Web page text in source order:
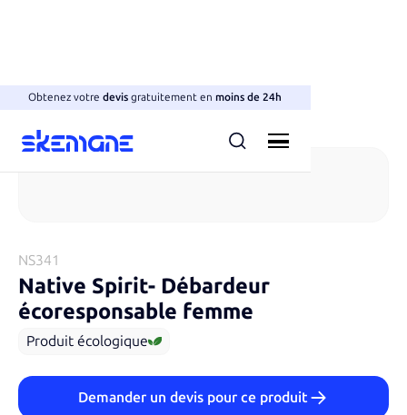
Obtenez votre devisgratuitement enmoins de 24h
NS341
Native Spirit​- Débardeur
écoresponsable femme
Produit écologique
Demander un devis pour ce produit